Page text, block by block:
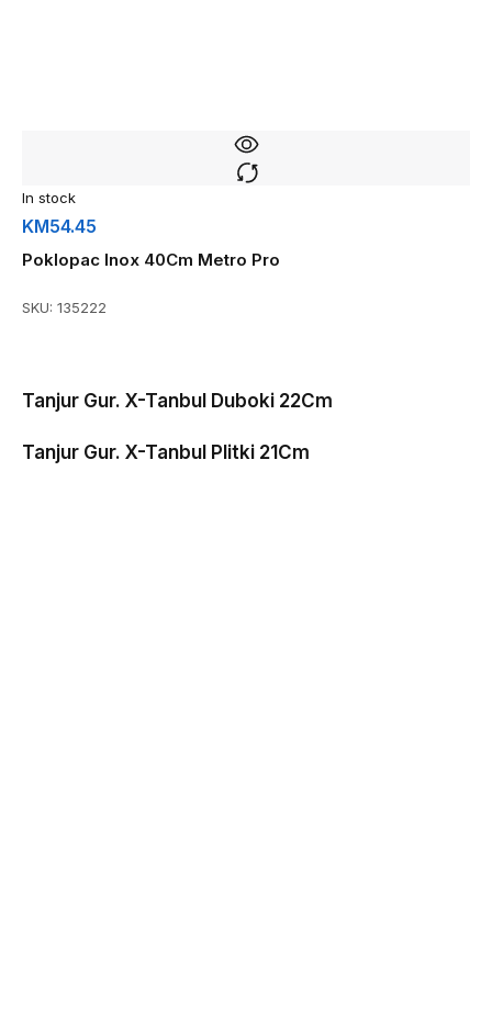
In stock
KM54.45
Poklopac Inox 40Cm Metro Pro
SKU: 135222
Tanjur Gur. X-Tanbul Duboki 22Cm
Tanjur Gur. X-Tanbul Plitki 21Cm